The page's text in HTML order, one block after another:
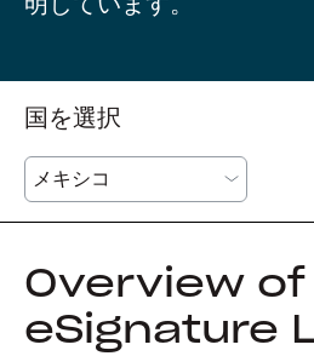
明しています。
国を選択
Overview of
eSignature